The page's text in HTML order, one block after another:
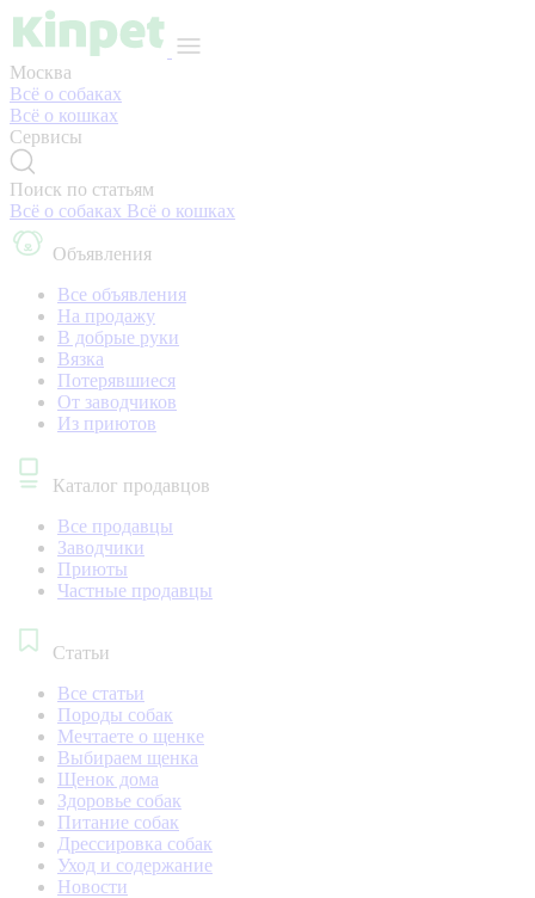
Москва
Всё о собаках
Всё о кошках
Сервисы
Поиск по статьям
Всё о собаках Всё о кошках
Объявления
Все объявления
На продажу
В добрые руки
Вязка
Потерявшиеся
От заводчиков
Из приютов
Каталог продавцов
Все продавцы
Заводчики
Приюты
Частные продавцы
Статьи
Все статьи
Породы собак
Мечтаете о щенке
Выбираем щенка
Щенок дома
Здоровье собак
Питание собак
Дрессировка собак
Уход и содержание
Новости